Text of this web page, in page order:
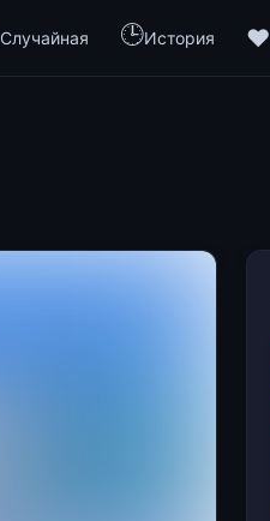
Случайная 🕒История ❤️